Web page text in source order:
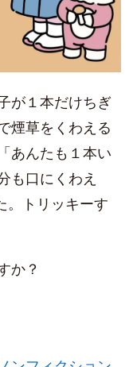
が１本だけちぎ
煙草をくわえる
あんたも１本い
も口にくわえ
。トリッキーす
か？